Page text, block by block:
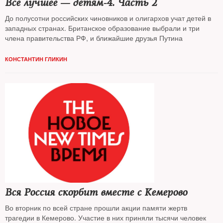
Все лучшее — детям-4. Часть 2
До полусотни российских чиновников и олигархов учат детей в
западных странах. Британское образование выбрали и три
члена правительства РФ, и ближайшие друзья Путина
КОНСТАНТИН ГЛИКИН
Вся Россия скорбит вместе с Кемерово
Во вторник по всей стране прошли акции памяти жертв
трагедии в Кемерово. Участие в них приняли тысячи человек